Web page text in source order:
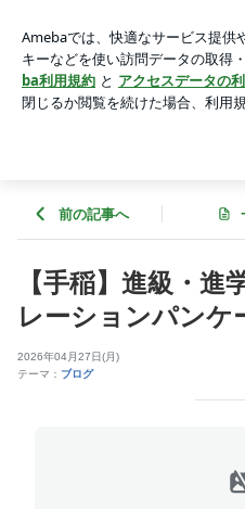
ーティ♡ | ★ドリームブログ★
アプリをダウンロードして ブロ
ょう。
前の記事へ
【手稲】進級・進
レーションパン
2026年04月27日(月)
テーマ： ブログ